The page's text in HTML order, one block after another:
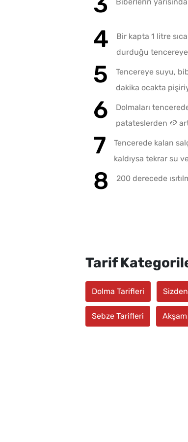
Bir kapta 1 litre
durduğu
Tencereye suyu,
dakika ocakta
Dolmaları
patateslerden 🥔
Tencerede kalan
kaldıysa tekrar su
200 derecede
Tarif
Dolma Tarifleri
Sebze Tarifleri